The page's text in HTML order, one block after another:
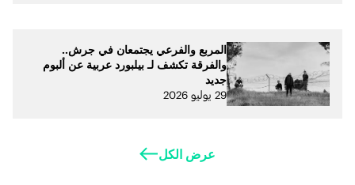
المربع والفرعي يجتمعان في جرش..
والفرقة تكشف لـ بيلبورد عربية عن ألبوم
جديد
29 يوليو 2026
عرض الكل